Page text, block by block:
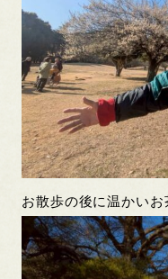
お散歩の後に温かいお